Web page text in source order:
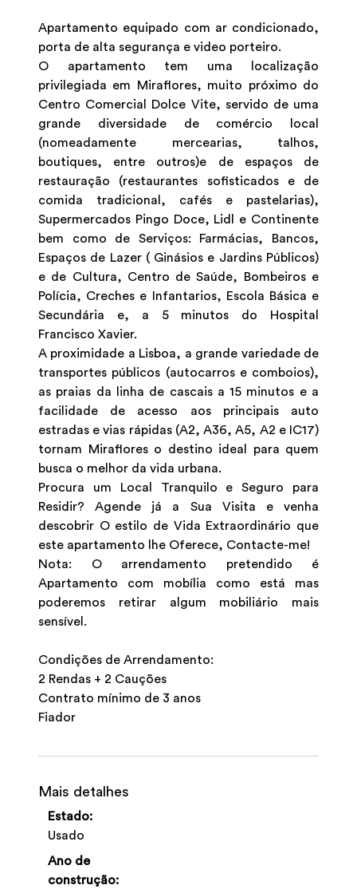
Apartamento equipado com ar condicionado,
porta de alta segurança e video porteiro.
O apartamento tem uma localização
privilegiada em Miraflores, muito próximo do
Centro Comercial Dolce Vite, servido de uma
grande diversidade de comércio local
(nomeadamente mercearias, talhos,
boutiques, entre outros)e de espaços de
restauração (restaurantes sofisticados e de
comida tradicional, cafés e pastelarias),
Supermercados Pingo Doce, Lidl e Continente
bem como de Serviços: Farmácias, Bancos,
Espaços de Lazer ( Ginásios e Jardins Públicos)
e de Cultura, Centro de Saúde, Bombeiros e
Polícia, Creches e Infantarios, Escola Básica e
Secundária e, a 5 minutos do Hospital
Francisco Xavier.
A proximidade a Lisboa, a grande variedade de
transportes públicos (autocarros e comboios),
as praias da linha de cascais a 15 minutos e a
facilidade de acesso aos principais auto
estradas e vias rápidas (A2, A36, A5, A2 e IC17)
tornam Miraflores o destino ideal para quem
busca o melhor da vida urbana.
Procura um Local Tranquilo e Seguro para
Residir? Agende já a Sua Visita e venha
descobrir O estilo de Vida Extraordinário que
este apartamento lhe Oferece, Contacte-me!
Nota: O arrendamento pretendido é
Apartamento com mobília como está mas
poderemos retirar algum mobiliário mais
sensível.
Condições de Arrendamento:
2 Rendas + 2 Cauções
Contrato mínimo de 3 anos
Fiador
Mais detalhes
Estado:
Usado
Ano de
construção: